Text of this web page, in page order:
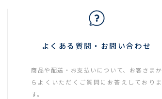
よくある質問・お問い合わせ
商品や配送・お支払いについて、お客さまか
らよくいただくご質問にお答えしておりま
す。